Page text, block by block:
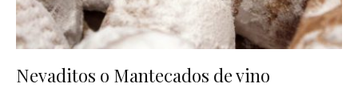
Nevaditos o Mantecados de vino